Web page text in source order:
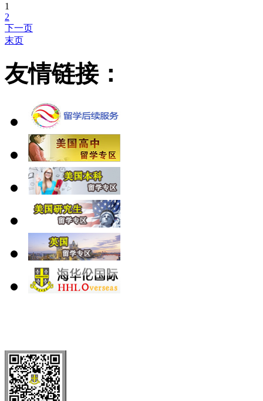
1
2
下一页
末页
友情链接：